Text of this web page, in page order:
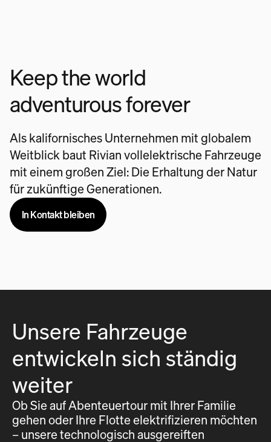
Keep the world
adventurous forever
Als kalifornisches Unternehmen mit globalem
Weitblick baut Rivian vollelektrische Fahrzeuge
mit einem großen Ziel: Die Erhaltung der Natur
für zukünftige Generationen.
In Kontakt bleiben
Unsere Fahrzeuge
entwickeln sich ständig
weiter
Ob Sie auf Abenteuertour mit Ihrer Familie
gehen oder Ihre Flotte elektrifizieren möchten
– unsere technologisch ausgereiften